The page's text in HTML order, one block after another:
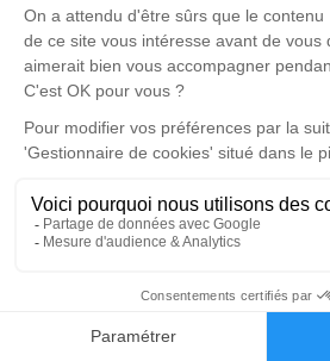
Faire-part
Un service de plantation d’arbre
vendredi 24 janvier 2025 à
Cimetière de Lézignan-
Avenue de l'Égalité